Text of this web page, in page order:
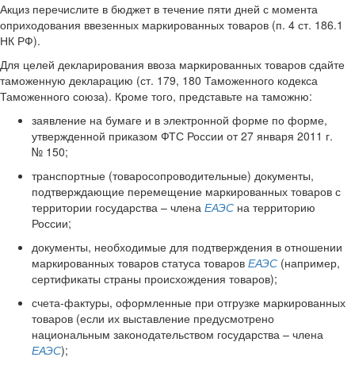
Акциз перечислите в бюджет в течение пяти дней с момента
оприходования ввезенных маркированных товаров (п. 4 ст. 186.1
НК РФ).
Для целей декларирования ввоза маркированных товаров сдайте
таможенную декларацию (ст. 179, 180 Таможенного кодекса
Таможенного союза). Кроме того, представьте на таможню:
заявление на бумаге и в электронной форме по форме,
утвержденной приказом ФТС России от 27 января 2011 г.
№ 150;
транспортные (товаросопроводительные) документы,
подтверждающие перемещение маркированных товаров с
территории государства – члена ЕАЭС на территорию
России;
документы, необходимые для подтверждения в отношении
маркированных товаров статуса товаров ЕАЭС (например,
сертификаты страны происхождения товаров);
счета-фактуры, оформленные при отгрузке маркированных
товаров (если их выставление предусмотрено
национальным законодательством государства – члена
ЕАЭС);